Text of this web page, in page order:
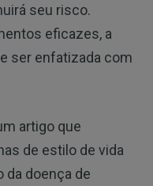
seu risco.
eficazes, a
ser enfatizada com
artigo que
de estilo de vida
da doença de